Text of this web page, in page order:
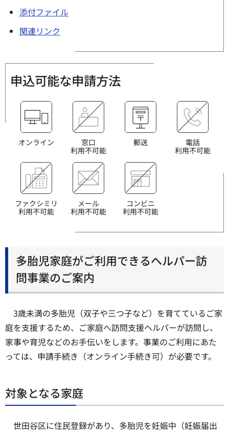
添付ファイル
関連リンク
申込可能な申請方法
オンライン
窓口
利用不可能
郵送
電話
利用不可能
ファクシミリ
利用不可能
メール
利用不可能
コンビニ
利用不可能
多胎児家庭がご利用できるヘルパー訪
問事業のご案内
3歳未満の多胎児（双子や三つ子など）を育てているご家
庭を支援するため、ご家庭へ訪問支援ヘルパーが訪問し、
家事や育児などのお手伝いをします。事業のご利用にあた
っては、申請手続き（オンライン手続き可）が必要です。
対象となる家庭
世田谷区に住民登録があり、多胎児を妊娠中（妊娠届出